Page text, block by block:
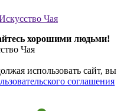
Чая
хорошими людьми!
Чая
использовать сайт, вы
соглашения